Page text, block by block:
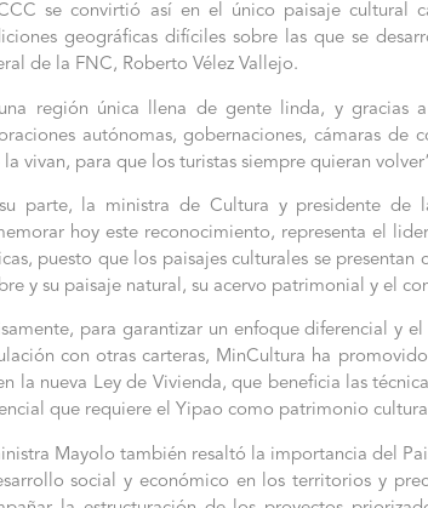
se convirtió así en el único paisaje cultural
geográficas difíciles sobre las que se
de la FNC, Roberto Vélez Vallejo.
región única llena de gente linda, y gracias
autónomas, gobernaciones, cámaras
vivan, para que los turistas siempre quieran
parte, la ministra de Cultura y presidente de
hoy este reconocimiento, representa el
puesto que los paisajes culturales se
y su paisaje natural, su acervo patrimonial y el
para garantizar un enfoque diferencial y
con otras carteras, MinCultura ha
la nueva Ley de Vivienda, que beneficia las
que requiere el Yipao como patrimonio
Mayolo también resaltó la importancia del
social y económico en los territorios y